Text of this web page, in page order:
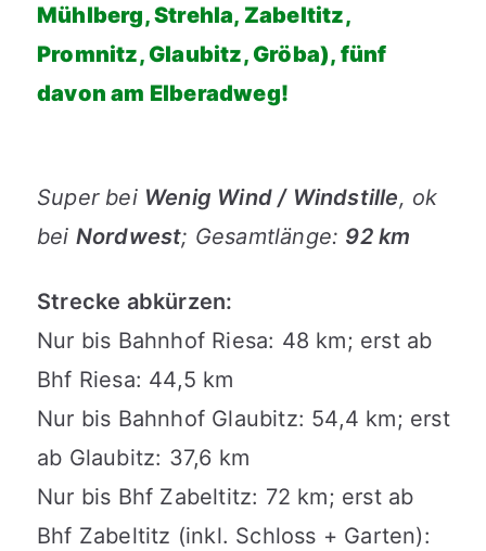
Mühlberg, Strehla, Zabeltitz,
Promnitz, Glaubitz, Gröba), fünf
davon am Elberadweg!
Super bei Wenig Wind / Windstille, ok
bei Nordwest; Gesamtlänge: 92 km
Strecke abkürzen:
Nur bis Bahnhof Riesa: 48 km; erst ab
Bhf Riesa: 44,5 km
Nur bis Bahnhof Glaubitz: 54,4 km; erst
ab Glaubitz: 37,6 km
Nur bis Bhf Zabeltitz: 72 km; erst ab
Bhf Zabeltitz (inkl. Schloss + Garten):